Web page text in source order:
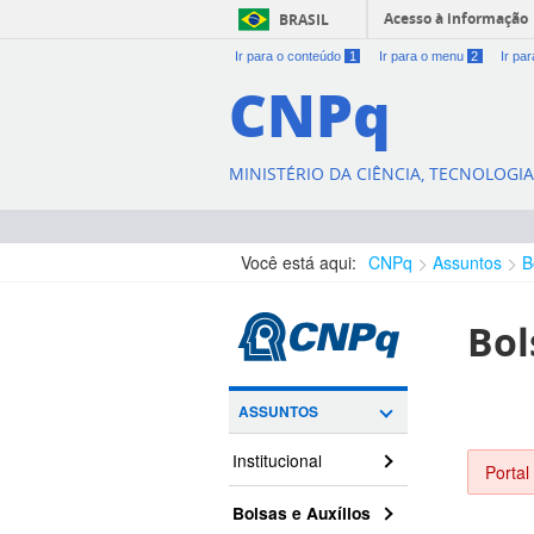
BRASIL Acesso à informação
Ir para o conteúdo 1 Ir para o menu 2 Ir
CNPq
MINISTÉRIO DA CIÊNCIA,
Você está aqui: CNPq Assuntos
ASSUNTOS
Institucional
Bolsas e Auxílios